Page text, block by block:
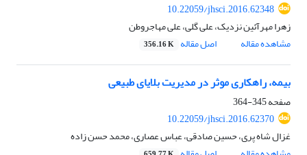
10.22059/jhsci.2016.62348
زهرا مهرآئین نزدیک، علی گلی، علی مهاجروطن
مشاهده مقاله
اصل مقاله 356.16 K
بیمه، راهکاری موثر در مدیریت بلایای طبیعی
صفحه345-364
10.22059/jhsci.2016.62370
غزال شاه پری، حسین صادقی، عباس عصاری، محمد حسن زاده